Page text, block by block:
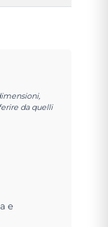
da quelli
e